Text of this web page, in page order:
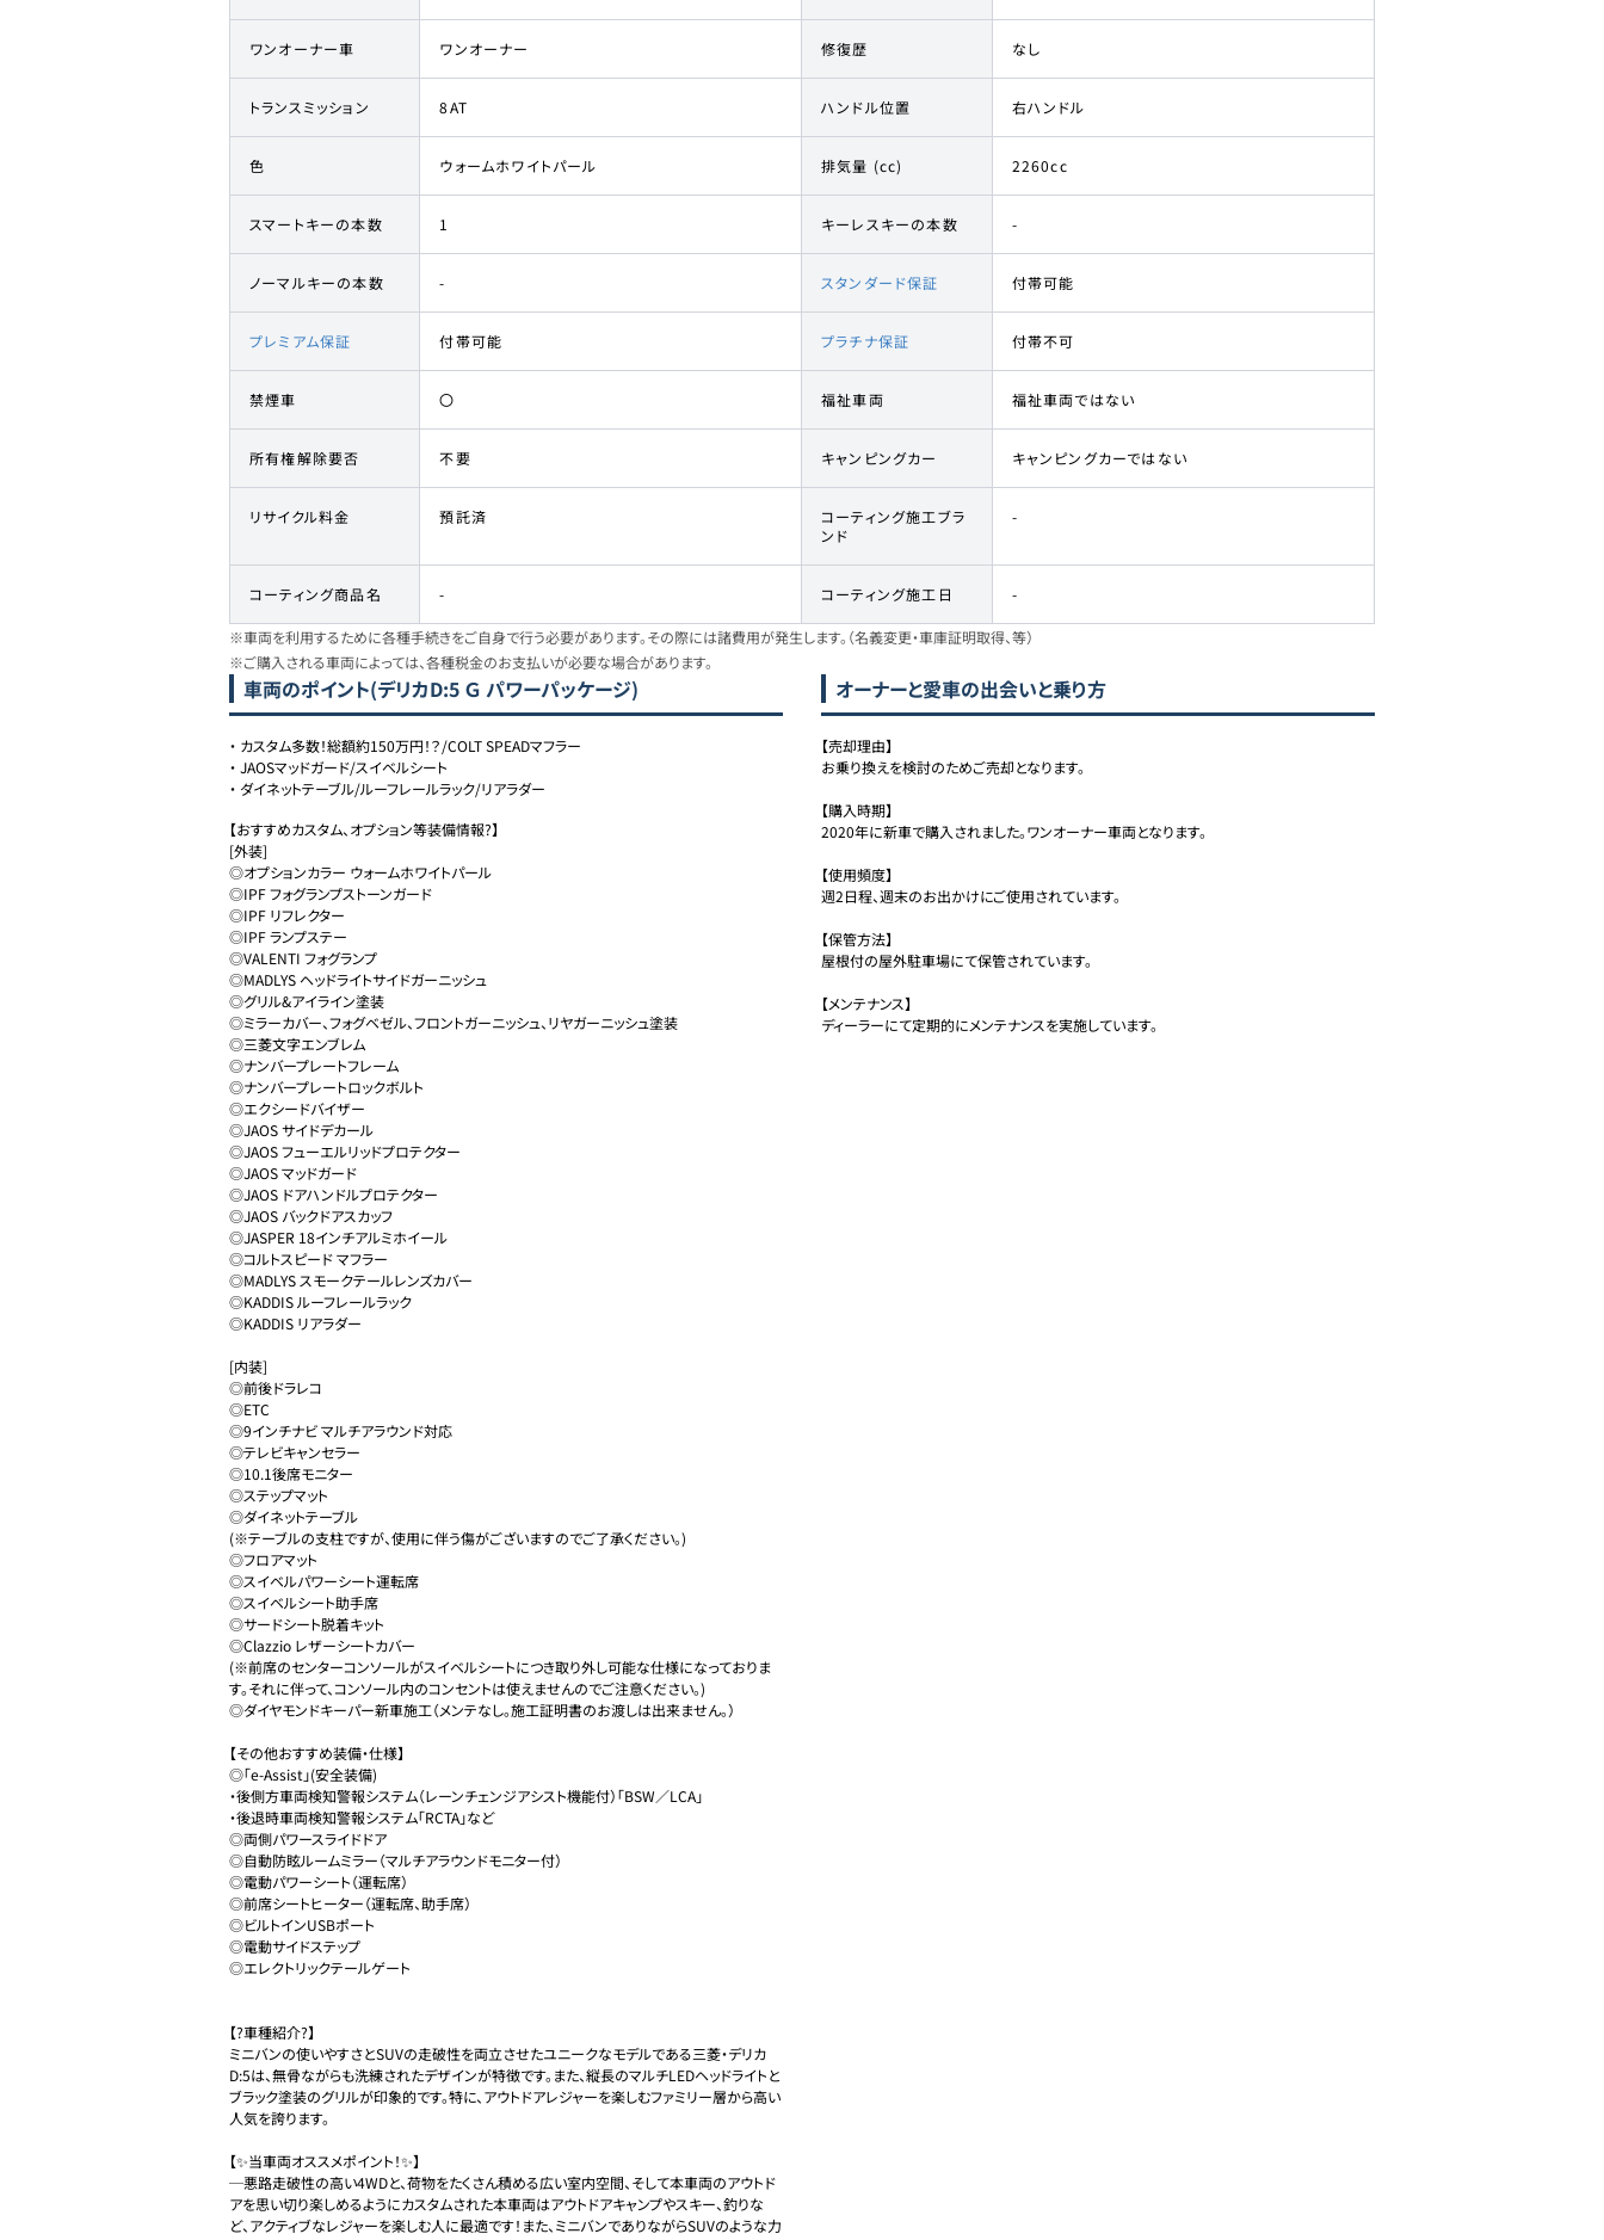
ワンオーナー車 ワンオーナー 修復歴 なし
トランスミッション 8AT ハンドル位置 右ハンドル
色 ウォームホワイトパール 排気量 (cc) 2260cc
スマートキーの本数 1 キーレスキーの本数 -
ノーマルキーの本数 - スタンダード保証 付帯可能
プレミアム保証 付帯可能 プラチナ保証 付帯不可
禁煙車 〇 福祉車両 福祉車両ではない
所有権解除要否 不要 キャンピングカー キャンピングカーではない
リサイクル料金 預託済
コーティング施工ブラ
ンド
-
コーティング商品名 - コーティング施工日 -
※車両を利用するために各種手続きをご自身で行う必要があります。その際には諸費用が発生します。（名義変更・車庫証明取得、等）
※ご購入される車両によっては、各種税金のお支払いが必要な場合があります。
車両のポイント(デリカD:5 Ｇ パワーパッケージ)
・ カスタム多数！総額約150万円！？/COLT SPEADマフラー
・ JAOSマッドガード/スイベルシート
・ ダイネットテーブル/ルーフレールラック/リアラダー
【おすすめカスタム、オプション等装備情報?】
[外装]
◎オプションカラー ウォームホワイトパール
◎IPF フォグランプストーンガード
◎IPF リフレクター
◎IPF ランプステー
◎VALENTI フォグランプ
◎MADLYS ヘッドライトサイドガーニッシュ
◎グリル&アイライン塗装
◎ミラーカバー、フォグベゼル、フロントガーニッシュ、リヤガーニッシュ塗装
◎三菱文字エンブレム
◎ナンバープレートフレーム
◎ナンバープレートロックボルト
◎エクシードバイザー
◎JAOS サイドデカール
◎JAOS フューエルリッドプロテクター
◎JAOS マッドガード
◎JAOS ドアハンドルプロテクター
◎JAOS バックドアスカッフ
◎JASPER 18インチアルミホイール
◎コルトスピード マフラー
◎MADLYS スモークテールレンズカバー
◎KADDIS ルーフレールラック
◎KADDIS リアラダー
[内装]
◎前後ドラレコ
◎ETC
◎9インチナビ マルチアラウンド対応
◎テレビキャンセラー
◎10.1後席モニター
◎ステップマット
◎ダイネットテーブル
(※テーブルの支柱ですが、使用に伴う傷がございますのでご了承ください。)
◎フロアマット
◎スイベルパワーシート運転席
◎スイベルシート助手席
◎サードシート脱着キット
◎Clazzio レザーシートカバー
(※前席のセンターコンソールがスイベルシートにつき取り外し可能な仕様になっておりま
す。それに伴って、コンソール内のコンセントは使えませんのでご注意ください。)
◎ダイヤモンドキーパー新車施工（メンテなし。施工証明書のお渡しは出来ません。）
【その他おすすめ装備・仕様】
◎「e-Assist」(安全装備)
・後側方車両検知警報システム（レーンチェンジアシスト機能付）「BSW／LCA」
・後退時車両検知警報システム「RCTA」など
◎両側パワースライドドア
◎自動防眩ルームミラー（マルチアラウンドモニター付）
◎電動パワーシート（運転席）
◎前席シートヒーター（運転席、助手席）
◎ビルトインUSBポート
◎電動サイドステップ
◎エレクトリックテールゲート
【?車種紹介?】
ミニバンの使いやすさとSUVの走破性を両立させたユニークなモデルである三菱・デリカ
D:5は、無骨ながらも洗練されたデザインが特徴です。また、縦長のマルチLEDヘッドライトと
ブラック塗装のグリルが印象的です。特に、アウトドアレジャーを楽しむファミリー層から高い
人気を誇ります。
【✨️当車両オススメポイント！✨️】
─悪路走破性の高い4WDと、荷物をたくさん積める広い室内空間、そして本車両のアウトド
アを思い切り楽しめるようにカスタムされた本車両はアウトドアキャンプやスキー、釣りな
ど、アクティブなレジャーを楽しむ人に最適です！また、ミニバンでありながらSUVのような力
オーナーと愛車の出会いと乗り方
【売却理由】
お乗り換えを検討のためご売却となります。
【購入時期】
2020年に新車で購入されました。ワンオーナー車両となります。
【使用頻度】
週2日程、週末のお出かけにご使用されています。
【保管方法】
屋根付の屋外駐車場にて保管されています。
【メンテナンス】
ディーラーにて定期的にメンテナンスを実施しています。